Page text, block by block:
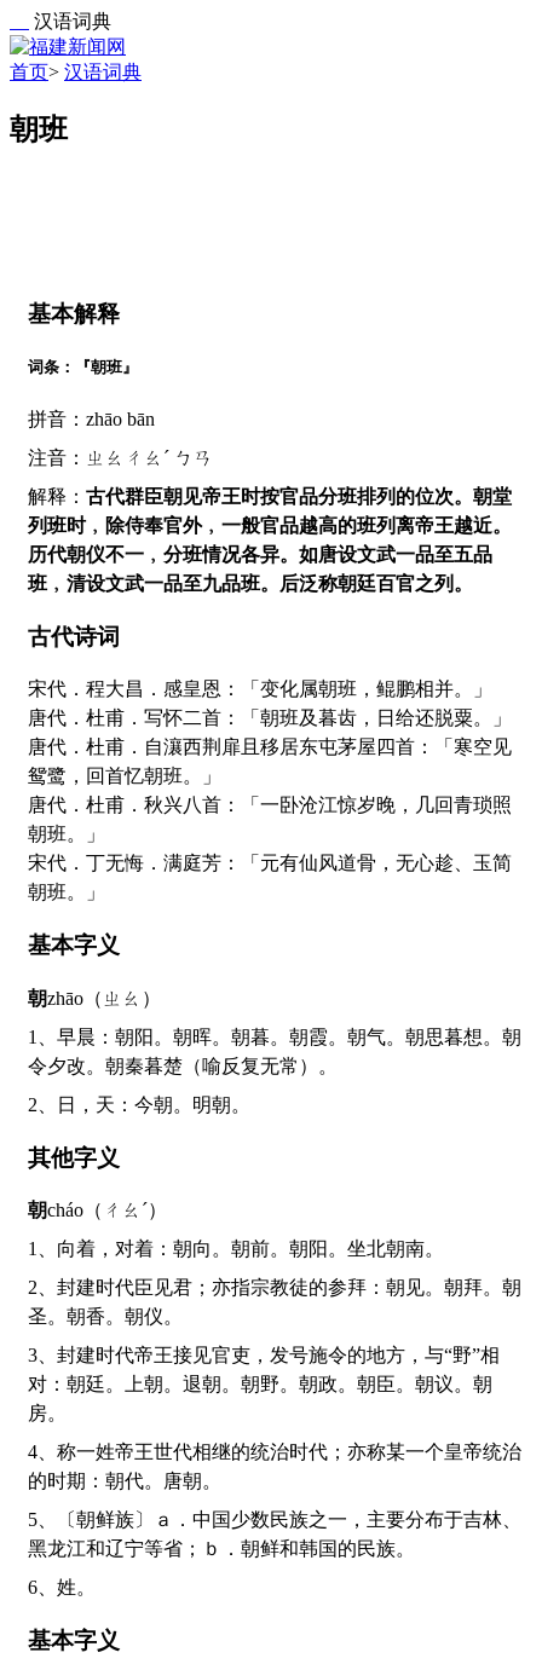
汉语词典
首页> 汉语词典
朝班
基本解释
词条：『朝班』
拼音：zhāo bān
注音：ㄓㄠㄔㄠˊ ㄅㄢ
解释： 古代群臣朝见帝王时按官品分班排列的位次。朝堂
列班时﹐除侍奉官外﹐一般官品越高的班列离帝王越近。
历代朝仪不一﹐分班情况各异。如唐设文武一品至五品
班﹐清设文武一品至九品班。后泛称朝廷百官之列。
古代诗词
宋代．程大昌．感皇恩：「变化属朝班，鲲鹏相并。」
唐代．杜甫．写怀二首：「朝班及暮齿，日给还脱粟。」
唐代．杜甫．自瀼西荆扉且移居东屯茅屋四首：「寒空见
鸳鹭，回首忆朝班。」
唐代．杜甫．秋兴八首：「一卧沧江惊岁晚，几回青琐照
朝班。」
宋代．丁无悔．满庭芳：「元有仙风道骨，无心趁、玉简
朝班。」
基本字义
朝zhāo（ㄓㄠ）
1、早晨：朝阳。朝晖。朝暮。朝霞。朝气。朝思暮想。朝
令夕改。朝秦暮楚（喻反复无常）。
2、日，天：今朝。明朝。
其他字义
朝cháo（ㄔㄠˊ）
1、向着，对着：朝向。朝前。朝阳。坐北朝南。
2、封建时代臣见君；亦指宗教徒的参拜：朝见。朝拜。朝
圣。朝香。朝仪。
3、封建时代帝王接见官吏，发号施令的地方，与“野”相
对：朝廷。上朝。退朝。朝野。朝政。朝臣。朝议。朝
房。
4、称一姓帝王世代相继的统治时代；亦称某一个皇帝统治
的时期：朝代。唐朝。
5、〔朝鲜族〕ａ．中国少数民族之一，主要分布于吉林、
黑龙江和辽宁等省；ｂ．朝鲜和韩国的民族。
6、姓。
基本字义